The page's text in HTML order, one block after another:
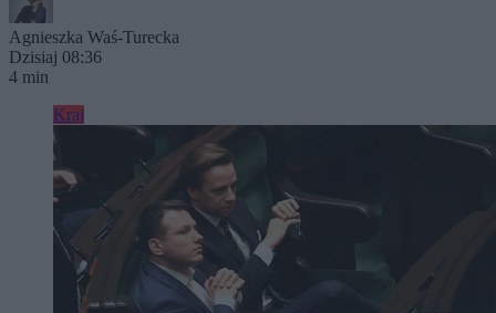
Agnieszka Waś-Turecka
Dzisiaj 08:36
4 min
Kraj